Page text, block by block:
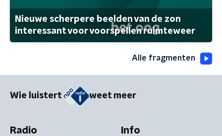
Nieuwe scherpere beelden van de zon
interessant voor voorspellen ruimteweer
Alle fragmenten
Wie luistert weet meer
Radio Info